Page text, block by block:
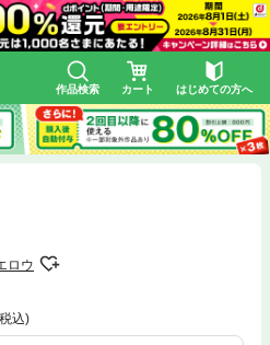
作品検索 カート はじめての方へ
ロウ
込)